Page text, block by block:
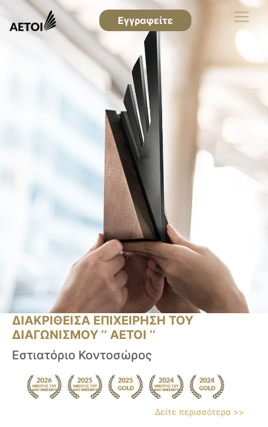
Εγγραφείτε
ΔΙΑΚΡΙΘΕΙΣΑ ΕΠΙΧΕΙΡΗΣΗ ΤΟΥ
ΔΙΑΓΩΝΙΣΜΟΥ ‘’ ΑΕΤΟΙ ‘’
Εστιατόριο Κοντοσώρος
Δείτε περισσότερα >>